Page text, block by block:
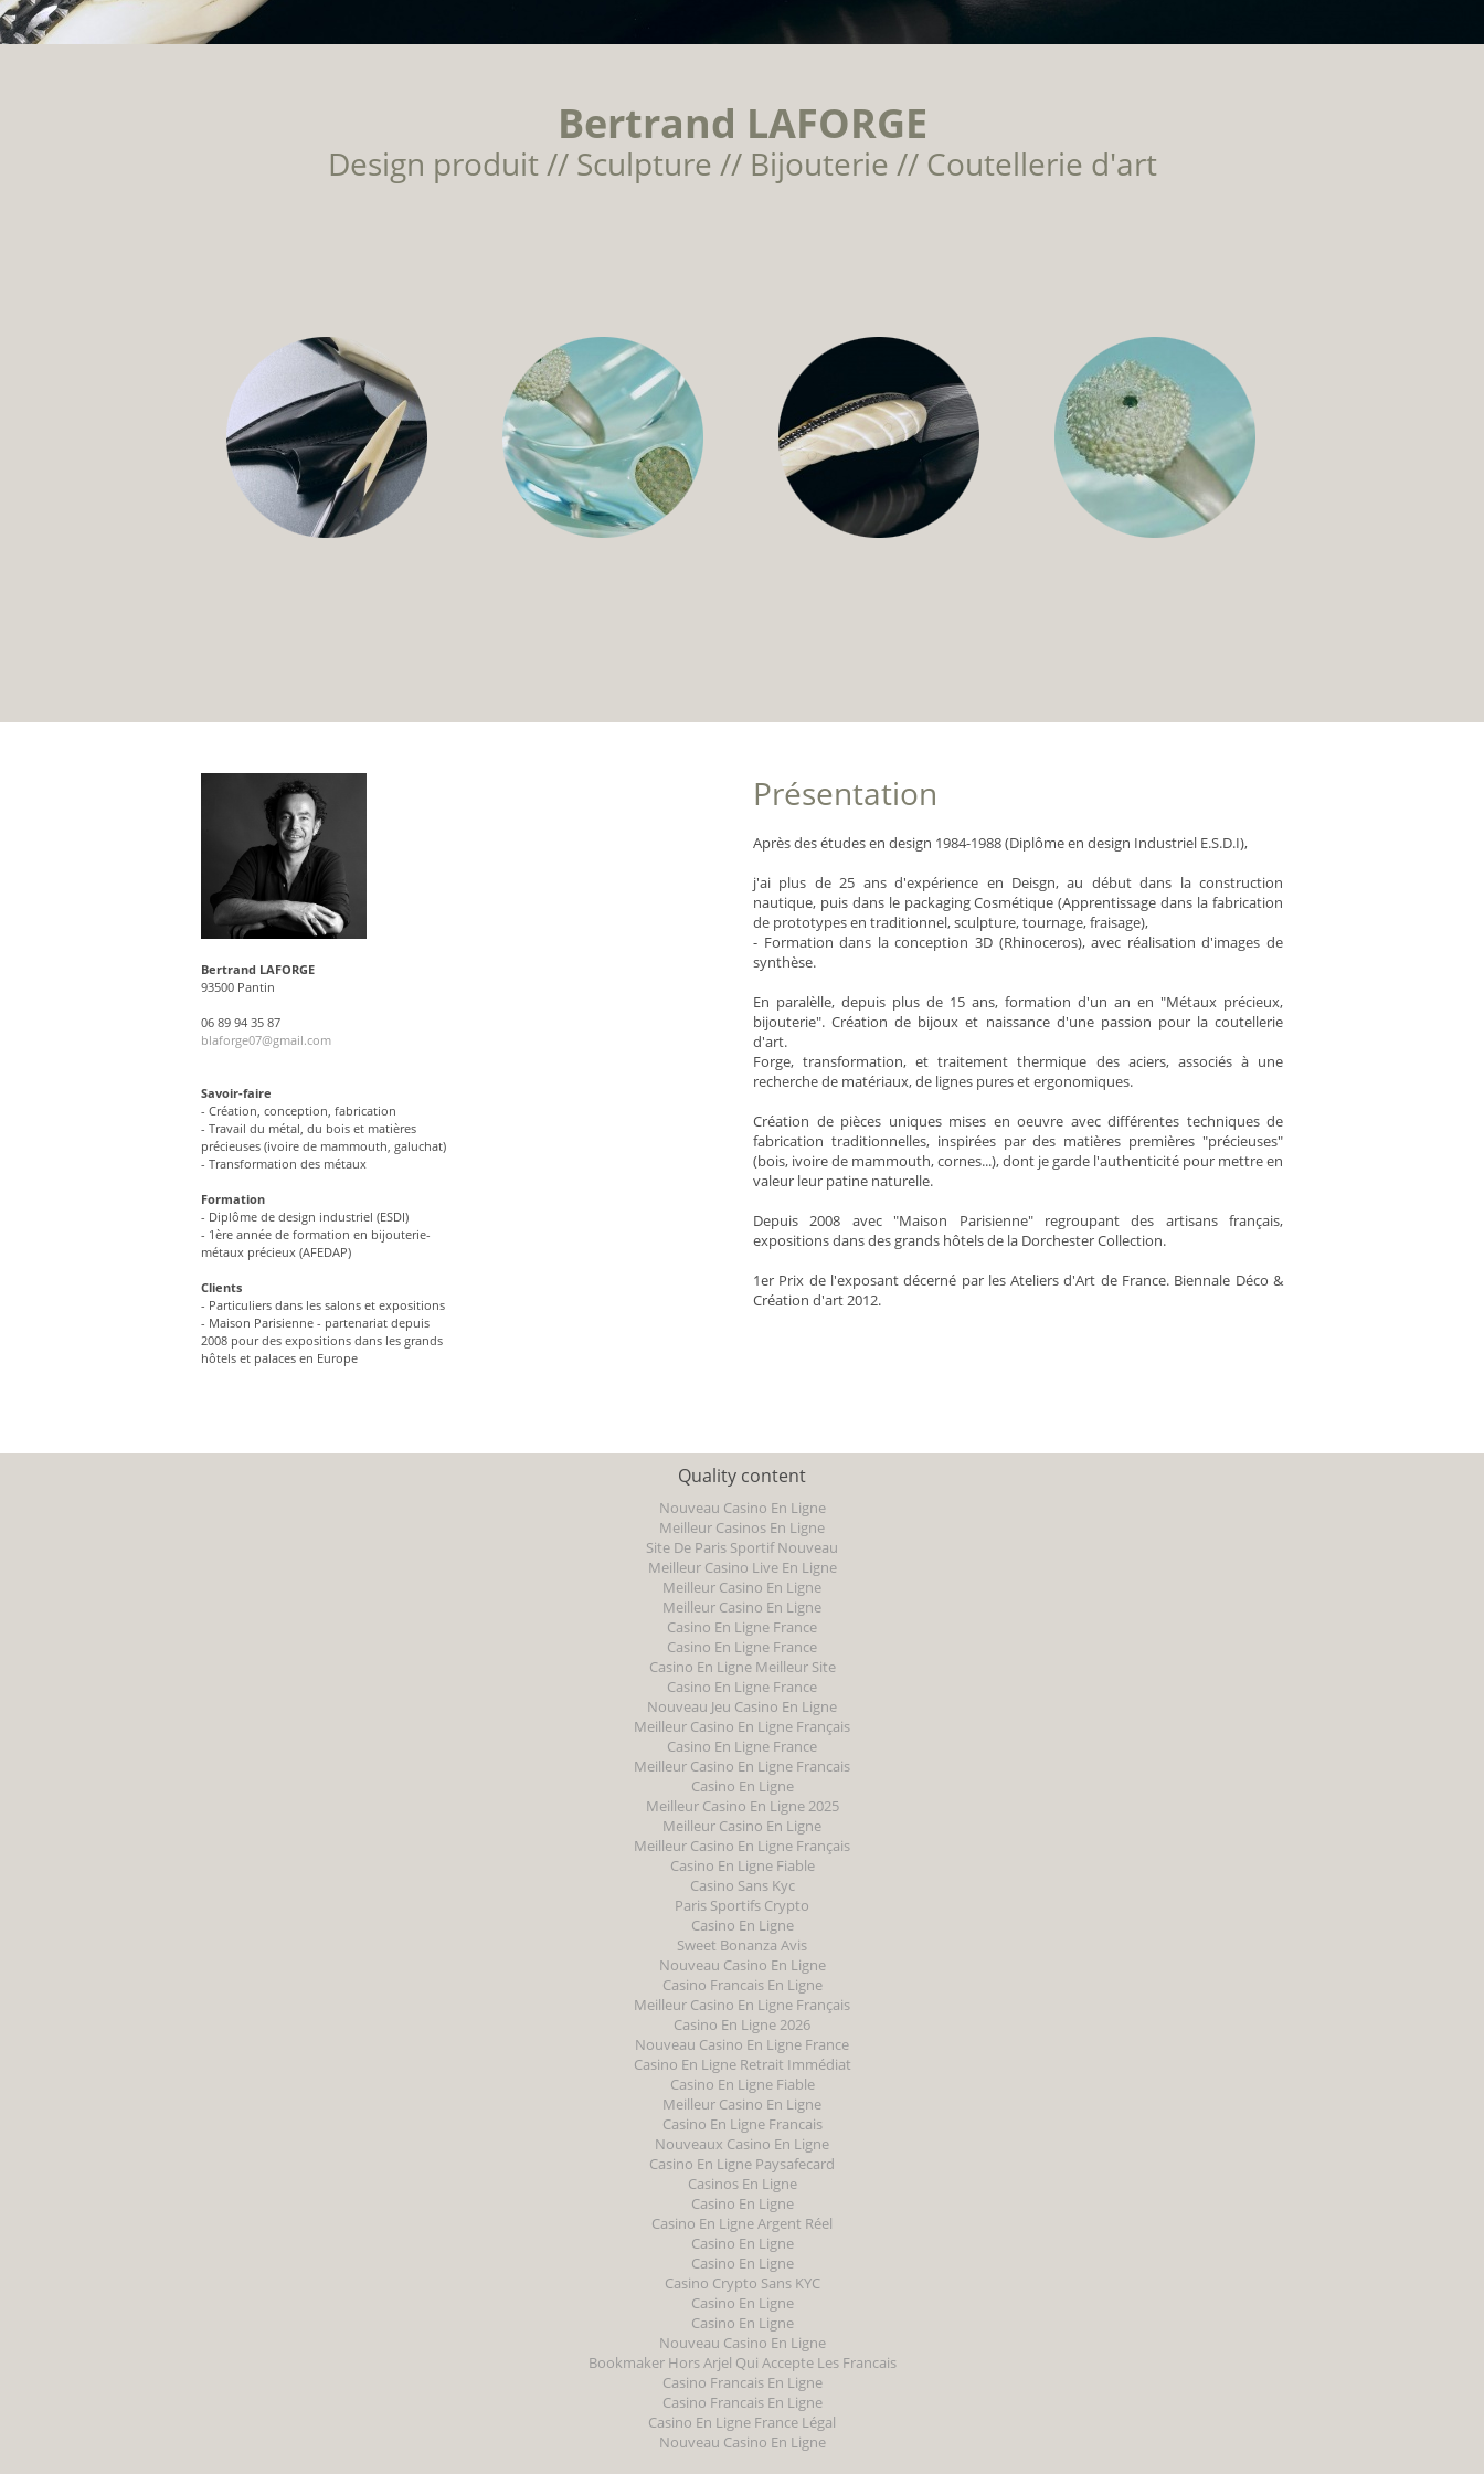
Bertrand LAFORGE
Design produit // Sculpture // Bijouterie // Coutellerie d'art
Bertrand LAFORGE
93500 Pantin
06 89 94 35 87
blaforge07@gmail.com
Savoir-faire
- Création, conception, fabrication
- Travail du métal, du bois et matières
précieuses (ivoire de mammouth, galuchat)
- Transformation des métaux
Formation
- Diplôme de design industriel (ESDI)
- 1ère année de formation en bijouterie-
métaux précieux (AFEDAP)
Clients
- Particuliers dans les salons et expositions
- Maison Parisienne - partenariat depuis
2008 pour des expositions dans les grands
hôtels et palaces en Europe
Présentation
Après des études en design 1984-1988 (Diplôme en design Industriel E.S.D.I),
j'ai plus de 25 ans d'expérience en Deisgn, au début dans la construction
nautique, puis dans le packaging Cosmétique (Apprentissage dans la fabrication
de prototypes en traditionnel, sculpture, tournage, fraisage),
- Formation dans la conception 3D (Rhinoceros), avec réalisation d'images de
synthèse.
En paralèlle, depuis plus de 15 ans, formation d'un an en "Métaux précieux,
bijouterie". Création de bijoux et naissance d'une passion pour la coutellerie
d'art.
Forge, transformation, et traitement thermique des aciers, associés à une
recherche de matériaux, de lignes pures et ergonomiques.
Création de pièces uniques mises en oeuvre avec différentes techniques de
fabrication traditionnelles, inspirées par des matières premières "précieuses"
(bois, ivoire de mammouth, cornes...), dont je garde l'authenticité pour mettre en
valeur leur patine naturelle.
Depuis 2008 avec "Maison Parisienne" regroupant des artisans français,
expositions dans des grands hôtels de la Dorchester Collection.
1er Prix de l'exposant décerné par les Ateliers d'Art de France. Biennale Déco &
Création d'art 2012.
Quality content
Nouveau Casino En Ligne
Meilleur Casinos En Ligne
Site De Paris Sportif Nouveau
Meilleur Casino Live En Ligne
Meilleur Casino En Ligne
Meilleur Casino En Ligne
Casino En Ligne France
Casino En Ligne France
Casino En Ligne Meilleur Site
Casino En Ligne France
Nouveau Jeu Casino En Ligne
Meilleur Casino En Ligne Français
Casino En Ligne France
Meilleur Casino En Ligne Francais
Casino En Ligne
Meilleur Casino En Ligne 2025
Meilleur Casino En Ligne
Meilleur Casino En Ligne Français
Casino En Ligne Fiable
Casino Sans Kyc
Paris Sportifs Crypto
Casino En Ligne
Sweet Bonanza Avis
Nouveau Casino En Ligne
Casino Francais En Ligne
Meilleur Casino En Ligne Français
Casino En Ligne 2026
Nouveau Casino En Ligne France
Casino En Ligne Retrait Immédiat
Casino En Ligne Fiable
Meilleur Casino En Ligne
Casino En Ligne Francais
Nouveaux Casino En Ligne
Casino En Ligne Paysafecard
Casinos En Ligne
Casino En Ligne
Casino En Ligne Argent Réel
Casino En Ligne
Casino En Ligne
Casino Crypto Sans KYC
Casino En Ligne
Casino En Ligne
Nouveau Casino En Ligne
Bookmaker Hors Arjel Qui Accepte Les Francais
Casino Francais En Ligne
Casino Francais En Ligne
Casino En Ligne France Légal
Nouveau Casino En Ligne